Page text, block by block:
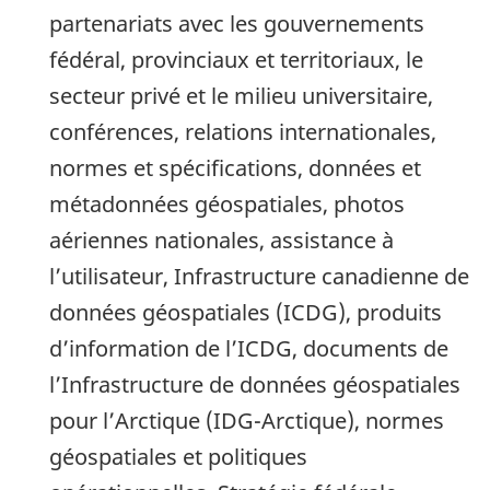
partenariats avec les gouvernements
fédéral, provinciaux et territoriaux, le
secteur privé et le milieu universitaire,
conférences, relations internationales,
normes et spécifications, données et
métadonnées géospatiales, photos
aériennes nationales, assistance à
l’utilisateur, Infrastructure canadienne de
données géospatiales (ICDG), produits
d’information de l’ICDG, documents de
l’Infrastructure de données géospatiales
pour l’Arctique (IDG-Arctique), normes
géospatiales et politiques